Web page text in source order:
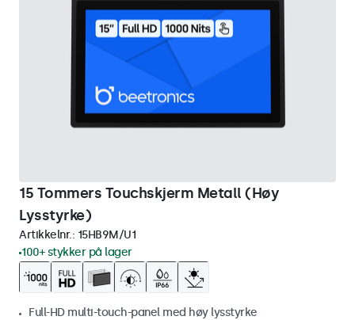
15 Tommers Touchskjerm Metall (Høy
Lysstyrke)
Artikkelnr.: 15HB9M/U1
100+ stykker på lager
Full-HD multi-touch-panel med høy lysstyrke